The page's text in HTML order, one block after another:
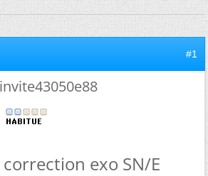
#1
invite43050e88
exo SN/E